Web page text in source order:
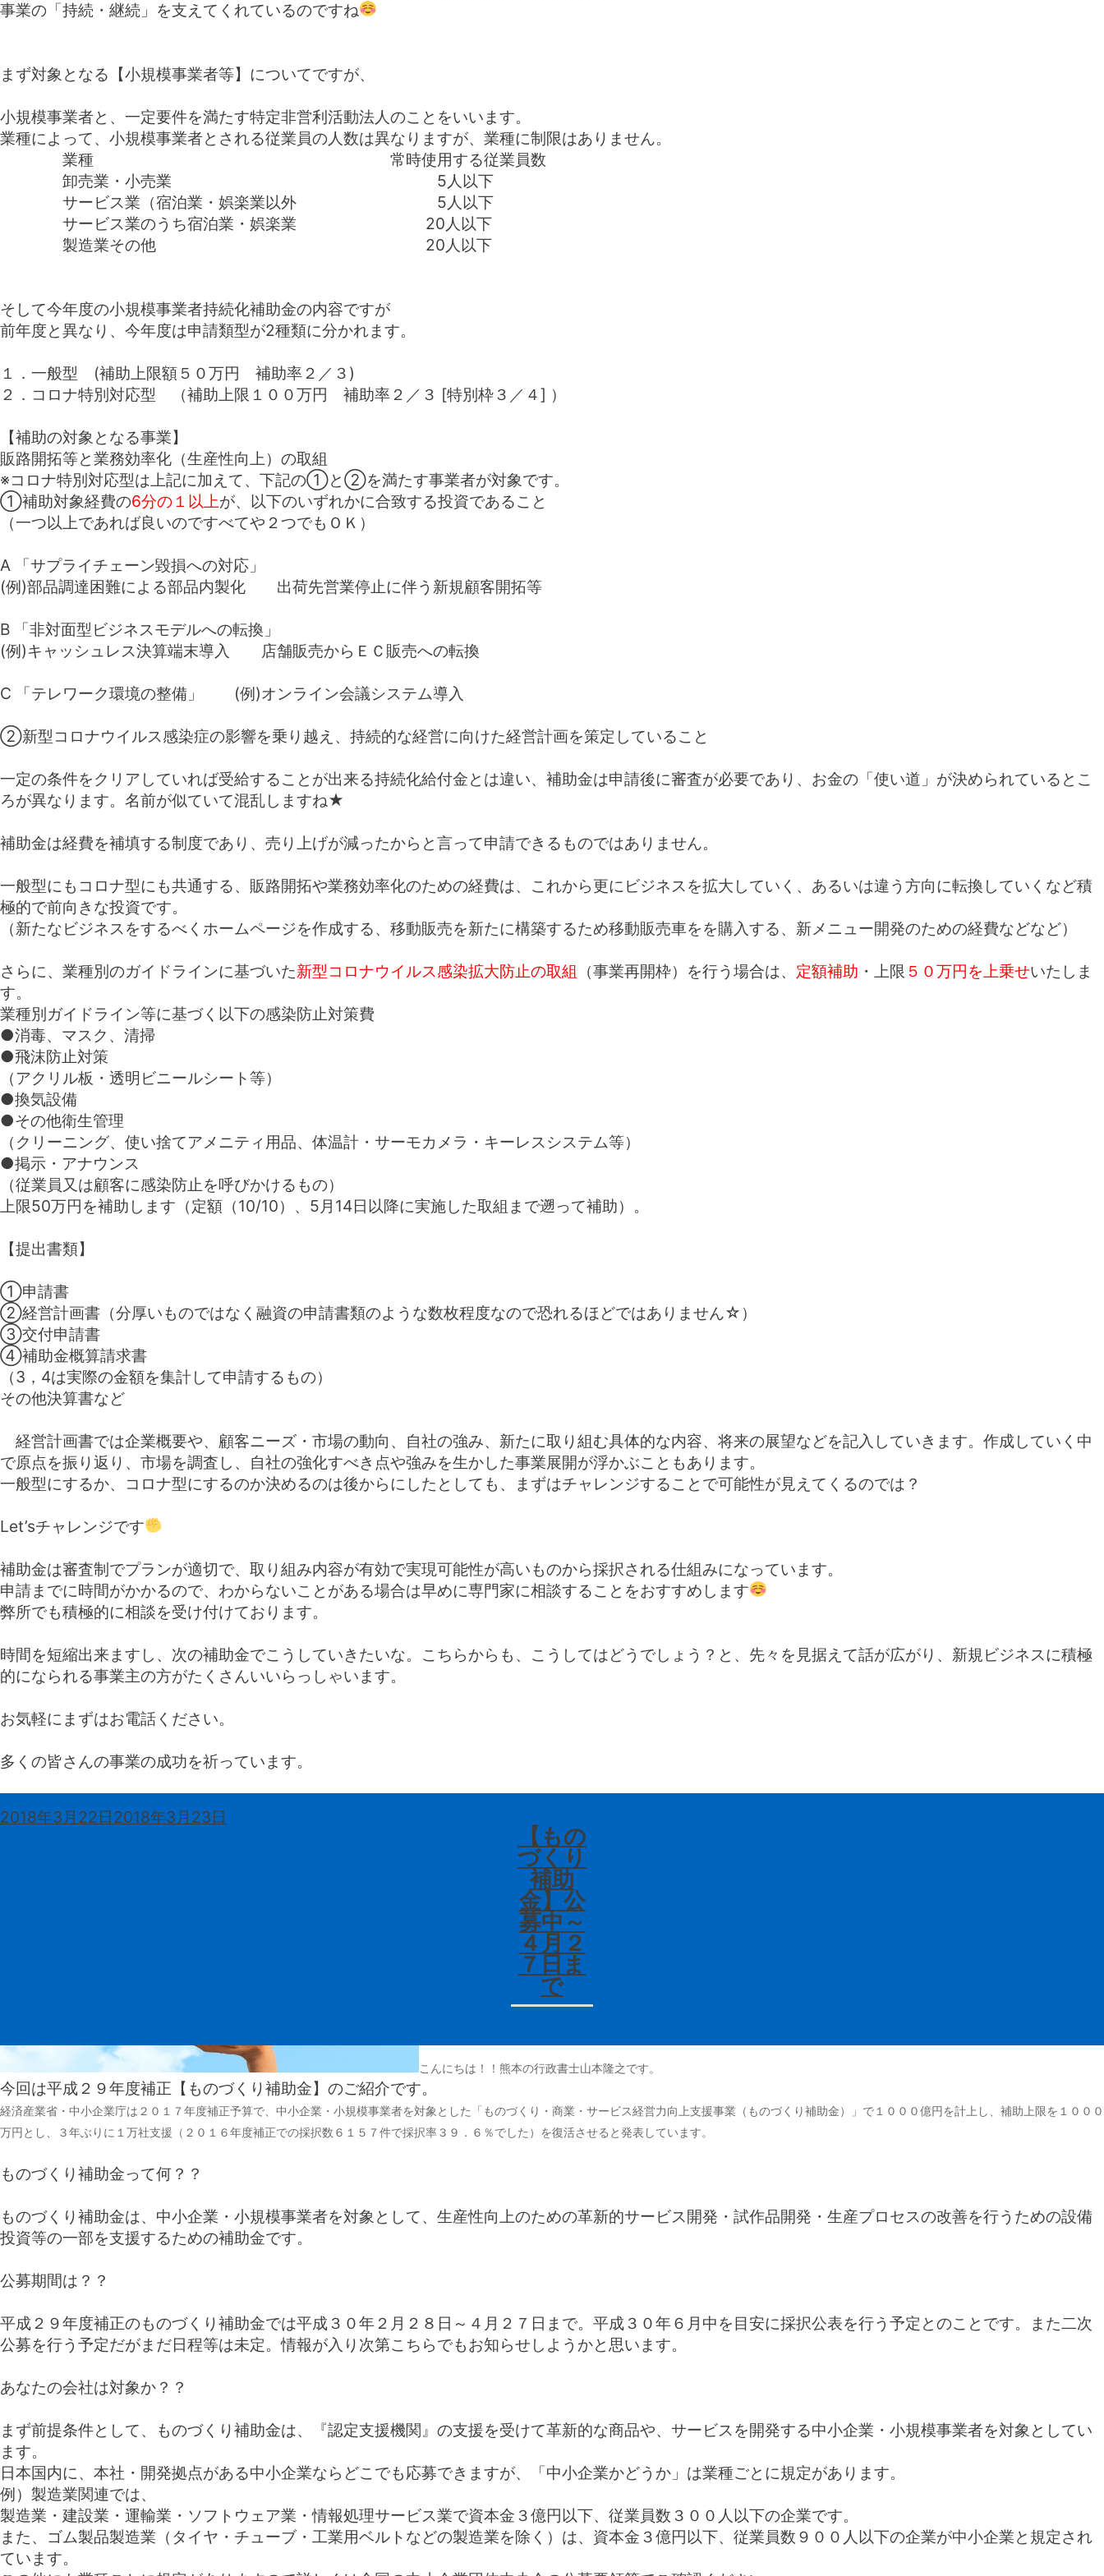
Profile
事業の「持続・継続」を支えてくれているのですね
まず対象となる【小規模事業者等】についてですが、
小規模事業者と、一定要件を満たす特定非営利活動法人のことをいいます。
業種によって、小規模事業者とされる従業員の人数は異なりますが、業種に制限はありません。
業種 常時使用する従業員数
卸売業・小売業 5人以下
サービス業（宿泊業・娯楽業以外 5人以下
サービス業のうち宿泊業・娯楽業 20人以下
製造業その他 20人以下
そして今年度の小規模事業者持続化補助金の内容ですが
前年度と異なり、今年度は申請類型が2種類に分かれます。
１．一般型 (補助上限額 ５０万円 補助率２／３)
２．コロナ特別対応型 （補助上限 １００万円 補助率２／３ [特別枠３／４] ）
【補助の対象となる事業】
販路開拓等と業務効率化（生産性向上） の取組
※コロナ特別対応型は上記に加えて、下記の①と②を満たす事業者が対象です。
①補助対象経費の6分の１以上が、以下のいずれかに合致する投資であること
（一つ以上であれば良いのですべてや２つでもＯＫ）
A 「サプライチェーン毀損への対応 」
(例)部品調達困難による部品内製化 出荷先営業停止に伴う新規顧客開拓等
B 「非対面型ビジネスモデルへの転換 」
(例)キャッシュレス決算端末導入 店舗販売からＥＣ販売への転換
C 「テレワーク環境の整備 」 (例)オンライン会議システム導入
②新型コロナウイルス感染症の影響を乗り越え、持続的な経営に向けた経営計画を策定していること
一定の条件をクリアしていれば受給することが出来る持続化給付金とは違い、補助金は申請後に審査が必要であり、お金の「使い道」が決められているとこ
ろが異なります。名前が似ていて混乱しますね★
補助金は経費を補填する制度であり、売り上げが減ったからと言って申請できるものではありません。
一般型にもコロナ型にも共通する、販路開拓や業務効率化のための経費は、これから更にビジネスを拡大していく、あるいは違う方向に転換していくなど積
極的で前向きな投資です。
（新たなビジネスをするべくホームページを作成する、移動販売を新たに構築するため移動販売車をを購入する、新メニュー開発のための経費などなど）
さらに、業種別のガイドラインに基づいた新型コロナウイルス感染拡大防止の取組 （事業再開枠）を行う場合は、 定額補助 ・上限 ５０万円を上乗せいたしま
す。
業種別ガイドライン等に基づく以下の感染防止対策費
●消毒、マスク、清掃
●飛沫防止対策
（アクリル板・透明ビニールシート等）
●換気設備
●その他衛生管理
（クリーニング、使い捨てアメニティ用品、体温計・サーモカメラ・キーレスシステム等）
●掲示・アナウンス
（従業員又は顧客に感染防止を呼びかけるもの）
上限50万円を補助します（定額（10/10）、5月14日以降に実施した取組まで遡って補助）。
【提出書類】
①申請書
②経営計画書（分厚いものではなく融資の申請書類のような数枚程度なので恐れるほどではありません☆）
③交付申請書
④補助金概算請求書
（3，4は実際の金額を集計して申請するもの）
その他決算書など
経営計画書では企業概要や、 顧客ニーズ・市場の動向 、 自社の強み、 新たに取り組む具体的な内容、 将来の展望などを記入していきます。作成していく中
で原点を振り返り、市場を調査し、自社の強化すべき点や強みを生かした事業展開が浮かぶこともあります。
一般型にするか、コロナ型にするのか決めるのは後からにしたとしても、まずはチャレンジすることで可能性が見えてくるのでは？
Let’sチャレンジです
補助金は審査制でプランが適切で、取り組み内容が有効で実現可能性が高いものから採択される仕組みになっています。
申請までに時間がかかるので、わからないことがある場合は早めに専門家に相談することをおすすめします
弊所でも積極的に相談を受け付けております。
時間を短縮出来ますし、次の補助金でこうしていきたいな。こちらからも、こうしてはどうでしょう？と、先々を見据えて話が広がり、新規ビジネスに積極
的になられる事業主の方がたくさんいいらっしゃいます。
お気軽にまずはお電話ください。
多くの皆さんの事業の成功を祈っています。
投
2018年3月22日2018年3月23日
【もの
づくり
補助
金】公
募中～
４月２
７日ま
で
こんにちは！！熊本の行政書士山本隆之です。
今回は平成２９年度補正【ものづくり補助金】のご紹介です。
経済産業省・中小企業庁は２０１７年度補正予算で、中小企業・小規模事業者を対象とした「ものづくり・商業・サービス経営力向上支援事業（ものづくり補助金）」で１０００億円を計上し、補助上限を１０００
万円とし、３年ぶりに１万社支援（２０１６年度補正での採択数６１５７件で採択率３９．６％でした）を復活させると発表しています。
ものづくり補助金って何？？
ものづくり補助金は、中小企業・小規模事業者を対象として、生産性向上のための革新的サービス開発・試作品開発・生産プロセスの改善を行うための設備
投資等の一部を支援するための補助金です。
公募期間は？？
平成２９年度補正のものづくり補助金では平成３０年２月２８日～４月２７日まで。平成３０年６月中を目安に採択公表を行う予定とのことです。また二次
公募を行う予定だがまだ日程等は未定。情報が入り次第こちらでもお知らせしようかと思います。
あなたの会社は対象か？？
まず前提条件として、ものづくり補助金は、『認定支援機関』の支援を受けて革新的な商品や、サービスを開発する中小企業・小規模事業者を対象としてい
ます。
日本国内に、本社・開発拠点がある中小企業ならどこでも応募できますが、「中小企業かどうか」は業種ごとに規定があります。
例）製造業関連では、
製造業・建設業・運輸業・ソフトウェア業・情報処理サービス業で資本金 ３億円以下、従業員数 ３００人 以下の企業です。
また、ゴム製品製造業（タイヤ・チューブ・工業用ベルトなどの製造業を除く）は、資本金 ３億円以下、従業員数 ９００人 以下の企業が中小企業と規定され
ています。